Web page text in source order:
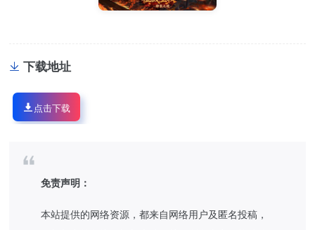
下载地址
点击下载
免责声明：
本站提供的网络资源，都来自网络用户及匿名投稿，